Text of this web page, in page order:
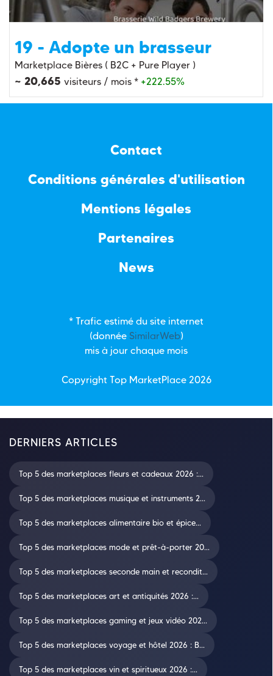
19 - Adopte un brasseur
Marketplace Bières ( B2C + Pure Player )
~ 20,665 visiteurs / mois * +222.55%
Contact
Conditions générales d'utilisation
Mentions légales
Partenaires
News
* Trafic estimé du site internet
(donnée SimilarWeb)
mis à jour chaque mois
Copyright Top MarketPlace2026
DERNIERS ARTICLES
Top 5 des marketplaces fleurs et cadeaux 2026 :...
Top 5 des marketplaces musique et instruments 2...
Top 5 des marketplaces alimentaire bio et épice...
Top 5 des marketplaces mode et prêt-à-porter 20...
Top 5 des marketplaces seconde main et recondit...
Top 5 des marketplaces art et antiquités 2026 :...
Top 5 des marketplaces gaming et jeux vidéo 202...
Top 5 des marketplaces voyage et hôtel 2026 : B...
Top 5 des marketplaces vin et spiritueux 2026 :...